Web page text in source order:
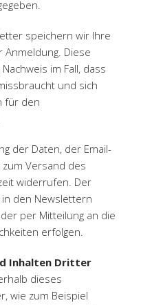
speichern wir Ihre
Anmeldung. Diese
im Fall, dass
und sich
für den
der Daten, der Email-
Versand des
widerrufen. Der
den Newslettern
per Mitteilung an die
erfolgen.
Inhalten Dritter
dieses
wie zum Beispiel